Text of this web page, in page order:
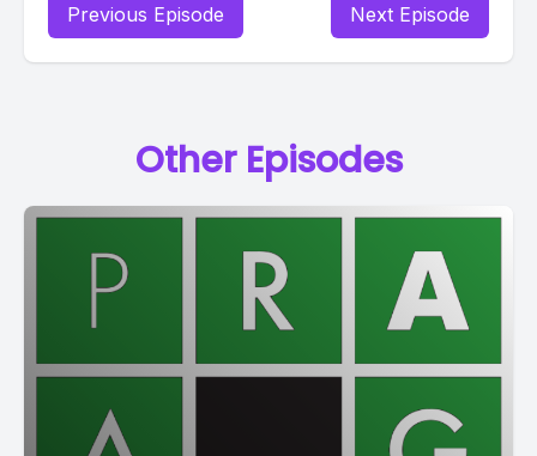
Previous Episode Next Episode
Other Episodes